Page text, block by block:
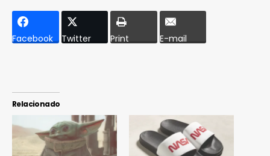
Facebook Twitter Print E-mail
Relacionado